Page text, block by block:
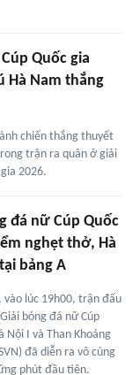
Quốc gia
Hà Nam thắng
chiến thắng thuyết
trận ra quân ở giải
2026.
đá nữ Cúp Quốc
nghẹt thở, Hà
bảng A
vào lúc 19h00, trận đấu
bóng đá nữ Cúp
Nội I và Than Khoáng
đã diễn ra vô cùng
phút đầu tiên.